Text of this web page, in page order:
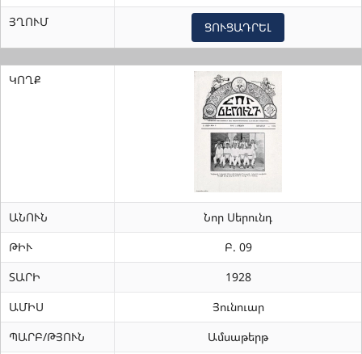
ՅՂՈՒՄ
ՑՈՒՑԱԴՐԵԼ
ԿՈՂՔ
ԱՆՈՒՆ
Նոր Սերունդ
ԹԻՒ
Բ. 09
ՏԱՐԻ
1928
ԱՄԻՍ
Յունուար
ՊԱՐԲ/ԹՅՈՒՆ
Ամսաթերթ